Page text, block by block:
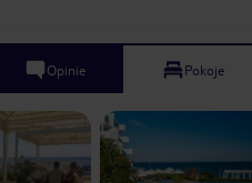
Opinie Pokoje